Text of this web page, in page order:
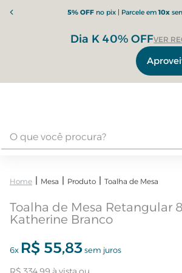
5% OFFno pix | Parcele em10x
Dia K 40% OFFVER
Mesa Produto Toalha de Mesa
Toalha de Mesa Retangular
Katherine Branco
6x R$ 55,83sem juros